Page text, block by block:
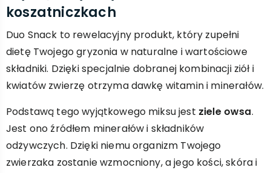
koszatniczkach
Duo Snack to rewelacyjny produkt, który zupełni
dietę Twojego gryzonia w naturalne i wartościowe
składniki. Dzięki specjalnie dobranej kombinacji ziół i
kwiatów zwierzę otrzyma dawkę witamin i minerałów.
Podstawą tego wyjątkowego miksu jest ziele owsa.
Jest ono źródłem minerałów i składników
odżywczych. Dzięki niemu organizm Twojego
zwierzaka zostanie wzmocniony, a jego kości, skóra i